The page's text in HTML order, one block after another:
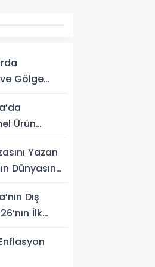
Gölge
Ürün
Yazan
Dünyasına
Dış
İlk